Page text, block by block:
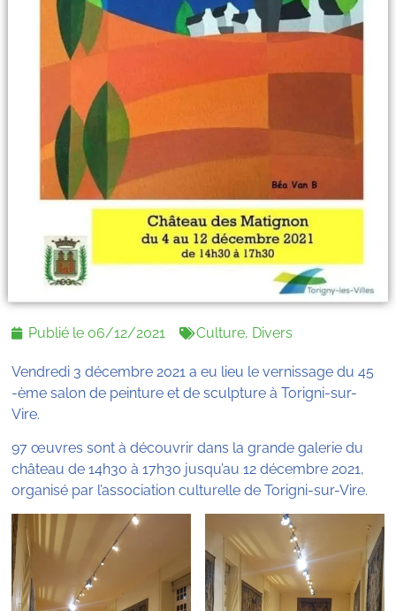
Publié le 06/12/2021 Culture, Divers
Vendredi 3 décembre 2021 a eu lieu le vernissage du 45
-ème salon de peinture et de sculpture à Torigni-sur-
Vire.
97 œuvres sont à découvrir dans la grande galerie du
château de 14h30 à 17h30 jusqu’au 12 décembre 2021,
organisé par l’association culturelle de Torigni-sur-Vire.